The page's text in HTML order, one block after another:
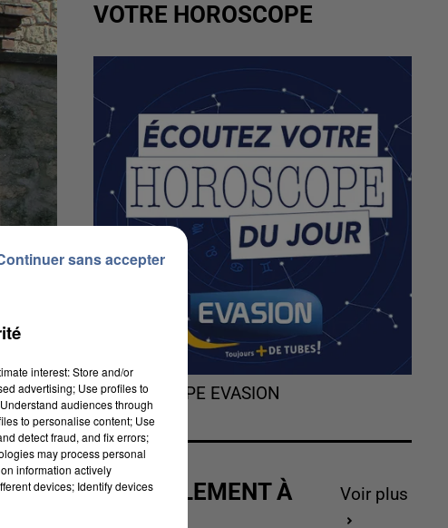
VOTRE HOROSCOPE
L'HOROSCOPE EVASION
ACTUELLEMENT À
Voir plus
interest: Store and/or
advertising; Use profiles to
audiences through
to personalise content; Use
detect fraud, and fix errors;
may process personal
information actively
devices; Identify devices
sans accepter